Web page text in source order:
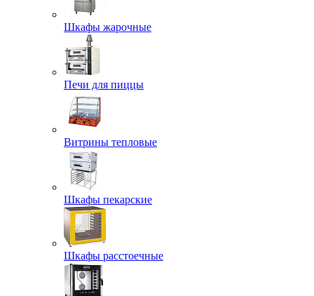
Шкафы жарочные
Печи для пиццы
Витрины тепловые
Шкафы пекарские
Шкафы расстоечные